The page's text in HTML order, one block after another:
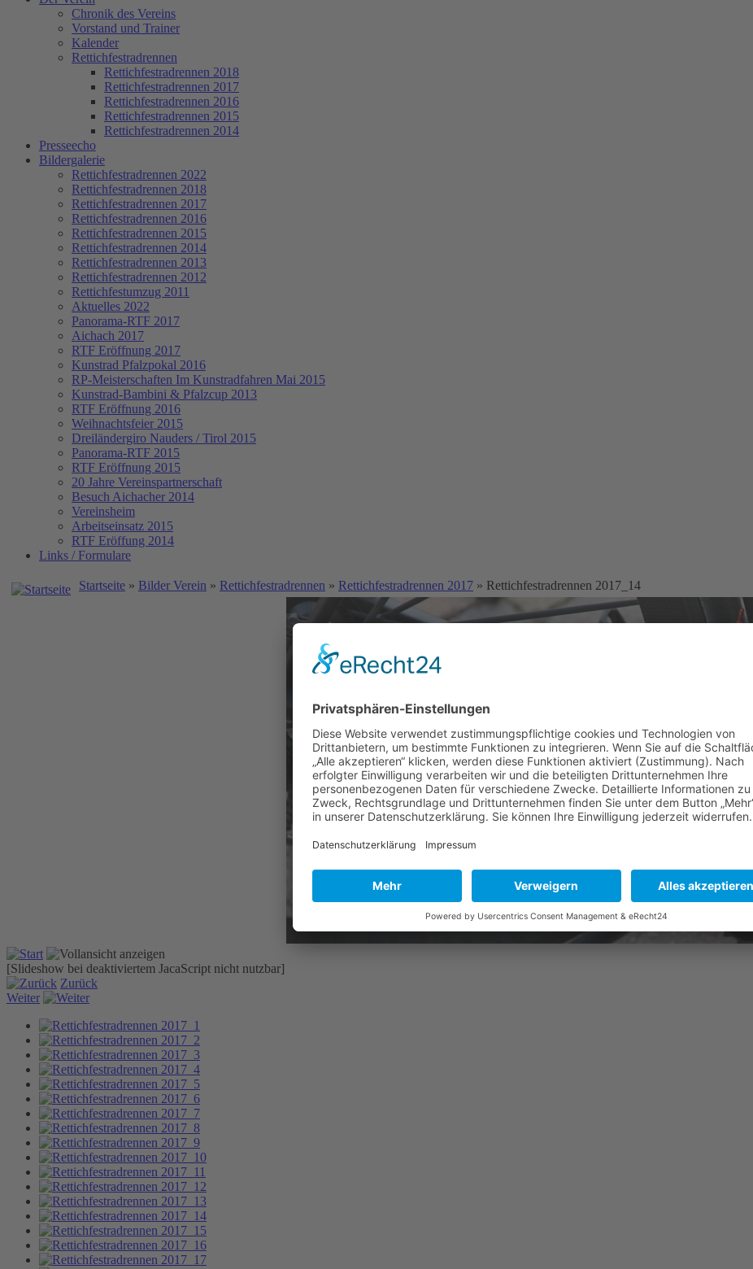
Chronik des Vereins
Vorstand und Trainer
Kalender
Rettichfestradrennen
Rettichfestradrennen 2018
Rettichfestradrennen 2017
Rettichfestradrennen 2016
Rettichfestradrennen 2015
Rettichfestradrennen 2014
Presseecho
Bildergalerie
Rettichfestradrennen 2022
Rettichfestradrennen 2018
Rettichfestradrennen 2017
Rettichfestradrennen 2016
Rettichfestradrennen 2015
Rettichfestradrennen 2014
Rettichfestradrennen 2013
Rettichfestradrennen 2012
Rettichfestumzug 2011
Aktuelles 2022
Panorama-RTF 2017
Aichach 2017
RTF Eröffnung 2017
Kunstrad Pfalzpokal 2016
RP-Meisterschaften Im Kunstradfahren Mai 2015
Kunstrad-Bambini & Pfalzcup 2013
RTF Eröffnung 2016
Weihnachtsfeier 2015
Dreiländergiro Nauders / Tirol 2015
Panorama-RTF 2015
RTF Eröffnung 2015
20 Jahre Vereinspartnerschaft
Besuch Aichacher 2014
Vereinsheim
Arbeitseinsatz 2015
RTF Eröffung 2014
Links / Formulare
Startseite » Bilder Verein » Rettichfestradrennen » Rettichfestradrennen 2017 » Rettichfestradrennen 2017_14
[Slideshow bei deaktiviertem JacaScript nicht nutzbar]
Zurück
Weiter